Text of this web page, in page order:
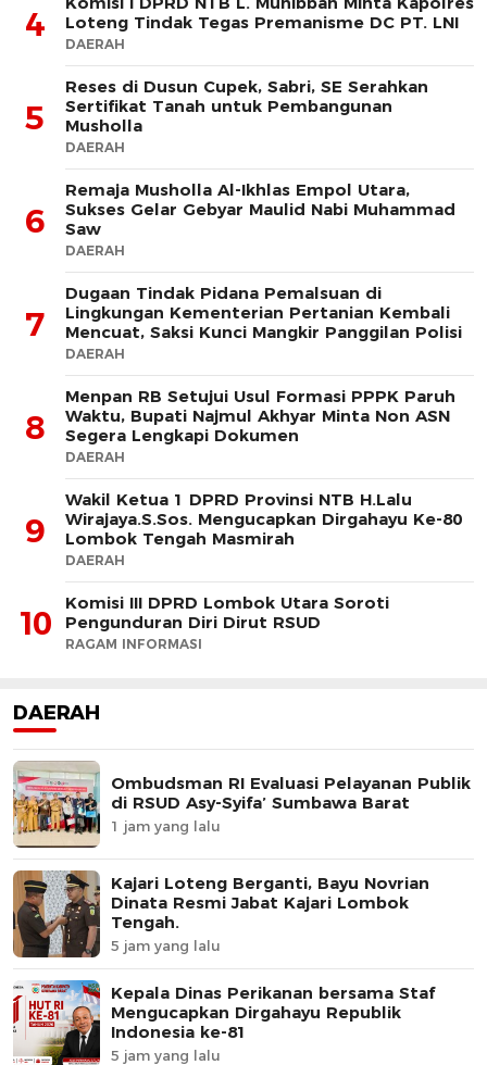
4
Loteng Tindak Tegas Premanisme DC PT. LNI
DAERAH
5
Reses di Dusun Cupek, Sabri, SE Serahkan
Sertifikat Tanah untuk Pembangunan
Musholla
DAERAH
6
Remaja Musholla Al-Ikhlas Empol Utara,
Sukses Gelar Gebyar Maulid Nabi Muhammad
Saw
DAERAH
7
Dugaan Tindak Pidana Pemalsuan di
Lingkungan Kementerian Pertanian Kembali
Mencuat, Saksi Kunci Mangkir Panggilan Polisi
DAERAH
8
Menpan RB Setujui Usul Formasi PPPK Paruh
Waktu, Bupati Najmul Akhyar Minta Non ASN
Segera Lengkapi Dokumen
DAERAH
9
Wakil Ketua 1 DPRD Provinsi NTB H.Lalu
Wirajaya.S.Sos. Mengucapkan Dirgahayu Ke-80
Lombok Tengah Masmirah
DAERAH
10
Komisi III DPRD Lombok Utara Soroti
Pengunduran Diri Dirut RSUD
RAGAM INFORMASI
DAERAH
Ombudsman RI Evaluasi Pelayanan Publik
di RSUD Asy-Syifa’ Sumbawa Barat
1 jam yang lalu
Kajari Loteng Berganti, Bayu Novrian
Dinata Resmi Jabat Kajari Lombok
Tengah.
5 jam yang lalu
Kepala Dinas Perikanan bersama Staf
Mengucapkan Dirgahayu Republik
Indonesia ke-81
5 jam yang lalu